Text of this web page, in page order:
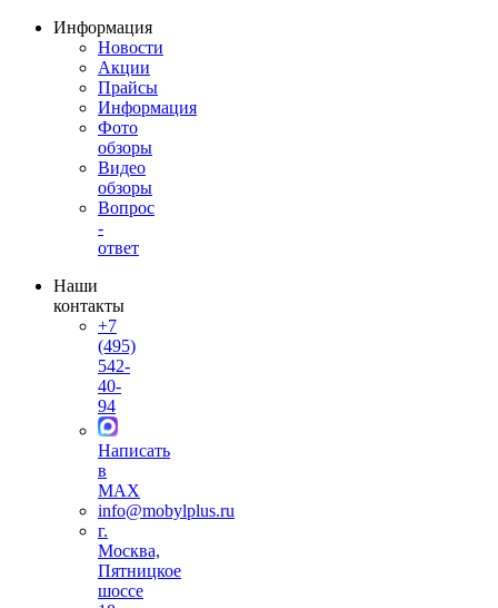
Информация
Новости
Акции
Прайсы
Информация
Фото
обзоры
Видео
обзоры
Вопрос
-
ответ
Наши
контакты
+7
(495)
542-
40-
94
Написать
в
MAX
info@mobylplus.ru
г.
Москва,
Пятницкое
шоссе